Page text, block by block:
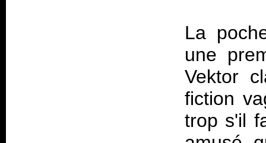
La
une
Vektor
fiction
trop s'il